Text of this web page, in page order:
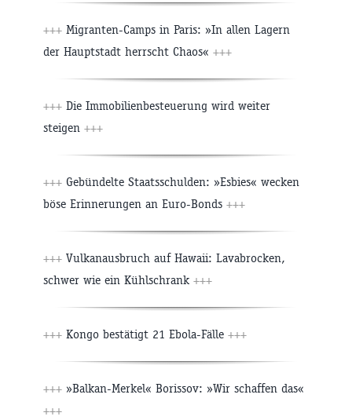
+++ Migranten-Camps in Paris: »In allen Lagern
der Hauptstadt herrscht Chaos« +++
+++ Die Immobilienbesteuerung wird weiter
steigen +++
+++ Gebündelte Staatsschulden: »Esbies« wecken
böse Erinnerungen an Euro-Bonds +++
+++ Vulkanausbruch auf Hawaii: Lavabrocken,
schwer wie ein Kühlschrank +++
+++ Kongo bestätigt 21 Ebola-Fälle +++
+++ »Balkan-Merkel« Borissov: »Wir schaffen das«
+++